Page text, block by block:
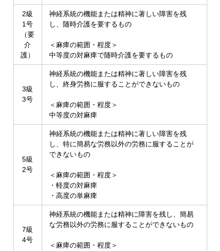
2級
1号
（要
介
護）
神経系統の機能または精神に著しい障害を残
し、随時介護を要するもの
＜麻痺の範囲・程度＞
中等度の対麻痺で随時介護を要するもの
3級
3号
神経系統の機能または精神に著しい障害を残
し、終身労務に服することができないもの
＜麻痺の範囲・程度＞
中等度の対麻痺
5級
2号
神経系統の機能または精神に著しい障害を残
し、特に簡易な労務以外の労務に服することが
できないもの
＜麻痺の範囲・程度＞
・軽度の対麻痺
・高度の単麻痺
7級
4号
神経系統の機能または精神に障害を残し、簡易
な労務以外の労務に服することができないもの
＜麻痺の範囲・程度＞